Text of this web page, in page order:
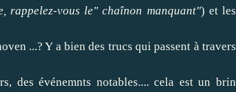
rappelez-vous le" chaînon manquant") et les
...? Y a bien des trucs qui passent à travers
des événemnts notables.... cela est un brin